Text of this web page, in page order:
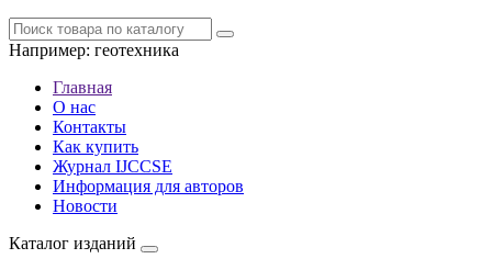
Например: геотехника
Главная
О нас
Контакты
Как купить
Журнал IJCCSE
Информация для авторов
Новости
Каталог изданий